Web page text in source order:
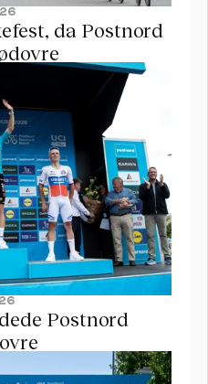
da Postnord
Postnord